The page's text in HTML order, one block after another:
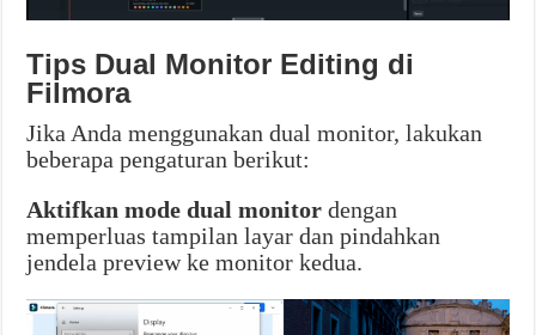
Tips Dual Monitor Editing di
Filmora
Jika Anda menggunakan dual monitor, lakukan
beberapa pengaturan berikut:
Aktifkan mode dual monitor dengan
memperluas tampilan layar dan pindahkan
jendela preview ke monitor kedua.